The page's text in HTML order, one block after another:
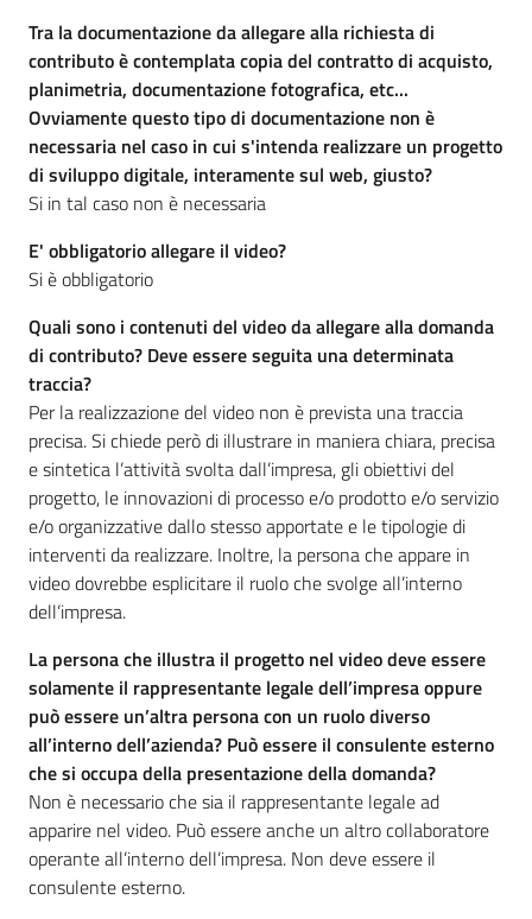
Tra la documentazione da allegare alla richiesta di
contributo è contemplata copia del contratto di acquisto,
planimetria, documentazione fotografica, etc...
Ovviamente questo tipo di documentazione non è
necessaria nel caso in cui s'intenda realizzare un progetto
di sviluppo digitale, interamente sul web, giusto?
Si in tal caso non è necessaria
E' obbligatorio allegare il video?
Si è obbligatorio
Quali sono i contenuti del video da allegare alla domanda
di contributo? Deve essere seguita una determinata
traccia?
Per la realizzazione del video non è prevista una traccia
precisa. Si chiede però di illustrare in maniera chiara, precisa
e sintetica l’attività svolta dall’impresa, gli obiettivi del
progetto, le innovazioni di processo e/o prodotto e/o servizio
e/o organizzative dallo stesso apportate e le tipologie di
interventi da realizzare. Inoltre, la persona che appare in
video dovrebbe esplicitare il ruolo che svolge all’interno
dell’impresa.
La persona che illustra il progetto nel video deve essere
solamente il rappresentante legale dell’impresa oppure
può essere un’altra persona con un ruolo diverso
all’interno dell’azienda? Può essere il consulente esterno
che si occupa della presentazione della domanda?
Non è necessario che sia il rappresentante legale ad
apparire nel video. Può essere anche un altro collaboratore
operante all’interno dell’impresa. Non deve essere il
consulente esterno.